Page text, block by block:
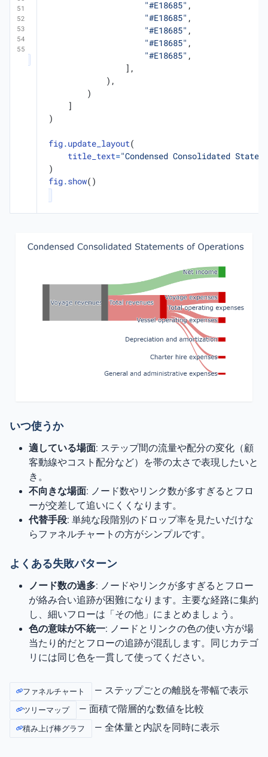
"#E18685" ,
"#E18685" ,
"#E18685" ,
"#E18685" ,
"#E18685" ,
],
),
)
]
)
fig.update_layout(
title_text="Condensed Consolidated
)
fig.show()
いつ使うか
適している場面: ステップ間の流量や配分の変化（顧
客動線やコスト配分など）を帯の太さで表現したいと
き。
不向きな場面: ノード数やリンク数が多すぎるとフロ
ーが交差して追いにくくなります。
代替手段: 単純な段階別のドロップ率を見たいだけな
らファネルチャートの方がシンプルです。
よくある失敗パターン
ノード数の過多: ノードやリンクが多すぎるとフロー
が絡み合い追跡が困難になります。主要な経路に集約
し、細いフローは「その他」にまとめましょう。
色の意味が不統一: ノードとリンクの色の使い方が場
当たり的だとフローの追跡が混乱します。同じカテゴ
リには同じ色を一貫して使ってください。
ファネルチャート — ステップごとの離脱を帯幅で表示
ツリーマップ — 面積で階層的な数値を比較
積み上げ棒グラフ — 全体量と内訳を同時に表示